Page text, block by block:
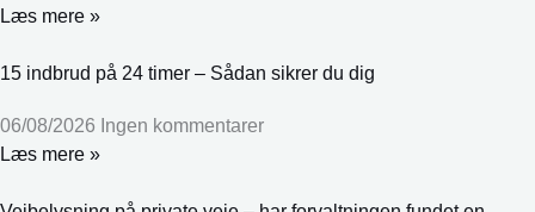
Læs mere »
15 indbrud på 24 timer – Sådan sikrer du dig
06/08/2026 Ingen kommentarer
Læs mere »